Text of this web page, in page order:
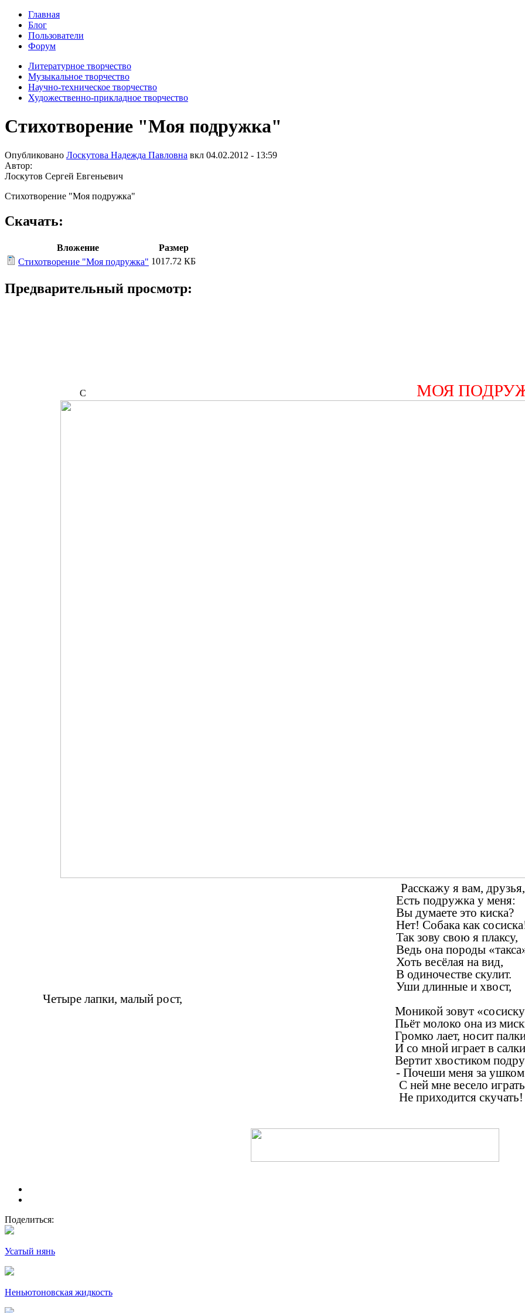
Главная
Блог
Пользователи
Форум
Литературное творчество
Музыкальное творчество
Научно-техническое творчество
Художественно-прикладное творчество
Стихотворение "Моя подружка"
Опубликовано Лоскутова Надежда Павловна вкл 04.02.2012 - 13:59
Автор:
Лоскутов Сергей Евгеньевич
Стихотворение "Моя подружка"
Скачать:
Вложение
Размер
Стихотворение "Моя подружка" 1017.72 КБ
Предварительный просмотр:
С МОЯ
Расскажу я вам, друзья,
Есть подружка у меня:
Вы думаете это киска?
Нет! Собака как
Так зову свою я плаксу,
Ведь она породы
Хоть весёлая на вид,
В одиночестве скулит.
Уши длинные и хвост,
Четыре лапки, малый рост,
Моникой зовут
Пьёт молоко она из
Громко лает, носит
И со мной играет в
Вертит хвостиком
- Почеши меня за
С ней мне весело
Не
Поделиться:
Усатый нянь
Неньютоновская жидкость